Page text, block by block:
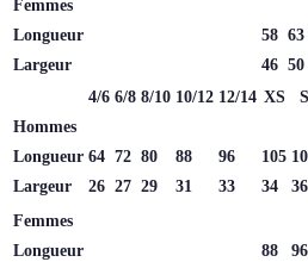
Femmes
Longueur
58 63
Largeur
46 50
4/6 6/8 8/10 10/12 12/14 XS S
Hommes
Longueur 64 72 80 88 96 105
Largeur
26 27 29 31 33 34 36
Femmes
Longueur
88 96